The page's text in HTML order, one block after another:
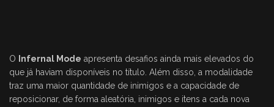
O Infernal Mode apresenta desafios ainda mais elevados do
que já haviam disponíveis no título. Além disso, a modalidade
traz uma maior quantidade de inimigos e a capacidade de
reposicionar, de forma aleatória, inimigos e itens a cada nova